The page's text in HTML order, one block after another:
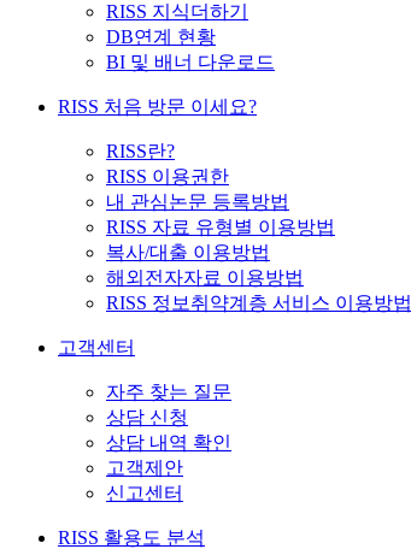
RISS 지식더하기
DB연계 현황
BI 및 배너 다운로드
RISS 처음 방문 이세요?
RISS란?
RISS 이용권한
내 관심논문 등록방법
RISS 자료 유형별 이용방법
복사/대출 이용방법
해외전자자료 이용방법
RISS 정보취약계층 서비스 이용방법
고객센터
자주 찾는 질문
상담 신청
상담 내역 확인
고객제안
신고센터
RISS 활용도 분석